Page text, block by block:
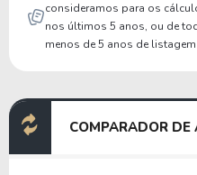
consideramos para os
nos últimos 5 anos, ou de
menos de 5 anos de
COMPARADOR DE